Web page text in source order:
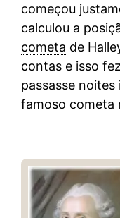
começou
calculou a
cometa de
contas e isso
passasse
famoso cometa